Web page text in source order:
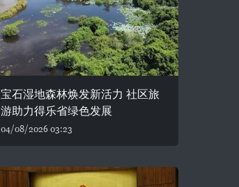
宝石湿地森林焕发新活力 社区旅
游助力得乐省绿色发展
04/08/2026 03:23